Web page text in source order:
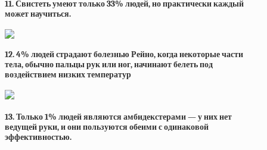
11. Свистеть умеют только 33% людей, но практически каждый
может научиться.
12. 4% людей страдают болезнью Рейно, когда некоторые части
тела, обычно пальцы рук или ног, начинают белеть под
воздействием низких температур
13. Только 1% людей являются амбидекстерами — у них нет
ведущей руки, и они пользуются обеими с одинаковой
эффективностью.